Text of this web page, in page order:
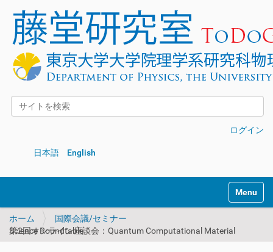
サイトを検索
ログイン
日本語 English
Toggle
ホーム
国際会議/セミナー
第2回オンライン座談会：Quantum Computational Material Science Roundtable